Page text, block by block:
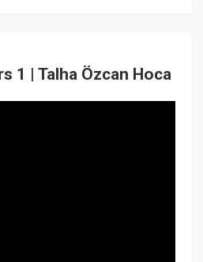
1 | Talha Özcan Hoca